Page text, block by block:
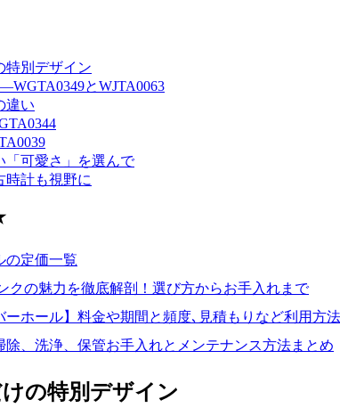
特別デザイン
とWJTA0063
違い
可愛さ」を選んで
時計も視野に
の定価一覧
クの魅力を徹底解剖！選び方からお手入れまで
ーホール】料金や期間と頻度､見積もりなど利用方
除、洗浄、保管お手入れとメンテナンス方法まとめ
の特別デザイン